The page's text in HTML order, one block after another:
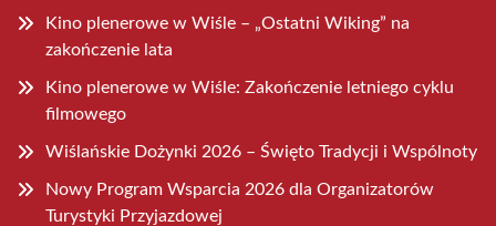
Kino plenerowe w Wiśle – „Ostatni Wiking” na
zakończenie lata
Kino plenerowe w Wiśle: Zakończenie letniego cyklu
filmowego
Wiślańskie Dożynki 2026 – Święto Tradycji i Wspólnoty
Nowy Program Wsparcia 2026 dla Organizatorów
Turystyki Przyjazdowej